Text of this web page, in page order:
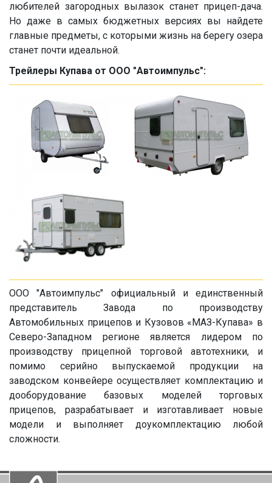
любителей загородных вылазок станет прицеп-дача.
Но даже в самых бюджетных версиях вы найдете
главные предметы, с которыми жизнь на берегу озера
станет почти идеальной.
Трейлеры Купава от ООО "Автоимпульс":
ООО "Автоимпульс" официальный и единственный
представитель Завода по производству
Автомобильных прицепов и Кузовов «МАЗ-Купава» в
Северо-Западном регионе является лидером по
производству прицепной торговой автотехники, и
помимо серийно выпускаемой продукции на
заводском конвейере осуществляет комплектацию и
дооборудование базовых моделей торговых
прицепов, разрабатывает и изготавливает новые
модели и выполняет доукомплектацию любой
сложности.